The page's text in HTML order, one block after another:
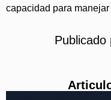
capacidad para
Publicado